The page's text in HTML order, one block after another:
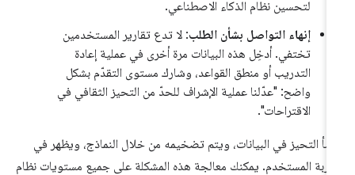
لتحسين نظام الذكاء الاصطناعي.
إنهاء التواصل بشأن الطلب: لا تدع تقارير المستخدمين
تختفي. أدخِل هذه البيانات مرة أخرى في عملية إعادة
التدريب أو منطق القواعد، وشارك مستوى التقدّم بشكل
واضح: "عدّلنا عملية الإشراف للحدّ من التحيز الثقافي في
الاقتراحات".
التحيز في البيانات، ويتم تضخيمه من خلال النماذج، ويظهر في
المستخدم. يمكنك معالجة هذه المشكلة على جميع مستويات نظام